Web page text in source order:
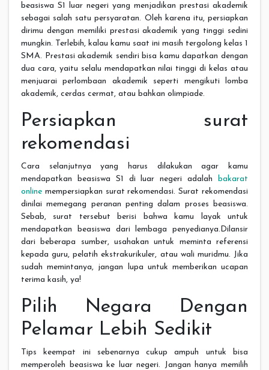
beasiswa S1 luar negeri yang menjadikan prestasi akademik
sebagai salah satu persyaratan. Oleh karena itu, persiapkan
dirimu dengan memiliki prestasi akademik yang tinggi sedini
mungkin. Terlebih, kalau kamu saat ini masih tergolong kelas 1
SMA. Prestasi akademik sendiri bisa kamu dapatkan dengan
dua cara, yaitu selalu mendapatkan nilai tinggi di kelas atau
menjuarai perlombaan akademik seperti mengikuti lomba
akademik, cerdas cermat, atau bahkan olimpiade.
Persiapkan surat
rekomendasi
Cara selanjutnya yang harus dilakukan agar kamu
mendapatkan beasiswa S1 di luar negeri adalah
bakarat
online mempersiapkan surat rekomendasi. Surat rekomendasi
dinilai memegang peranan penting dalam proses beasiswa.
Sebab, surat tersebut berisi bahwa kamu layak untuk
mendapatkan beasiswa dari lembaga penyedianya.Dilansir
dari beberapa sumber, usahakan untuk meminta referensi
kepada guru, pelatih ekstrakurikuler, atau wali muridmu. Jika
sudah memintanya, jangan lupa untuk memberikan ucapan
terima kasih, ya!
Pilih Negara Dengan
Pelamar Lebih Sedikit
Tips keempat ini sebenarnya cukup ampuh untuk bisa
memperoleh beasiswa ke luar negeri. Jangan hanya memilih